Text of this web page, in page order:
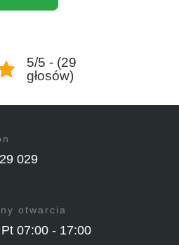
5/5 - (29
głosów)
029
otwarcia
07:00 - 17:00